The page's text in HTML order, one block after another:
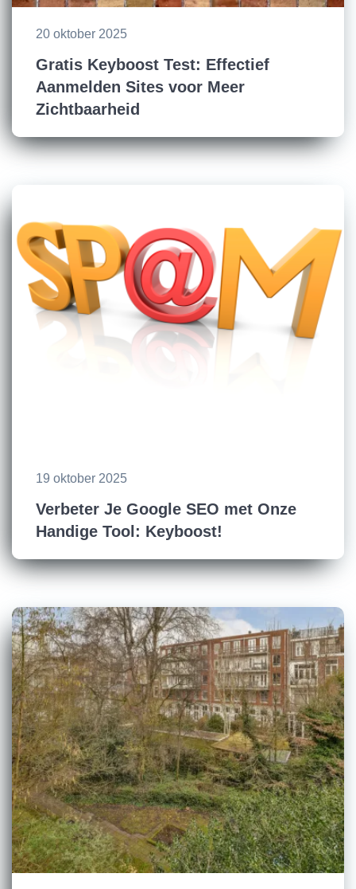
20 oktober 2025
Gratis Keyboost Test: Effectief
Aanmelden Sites voor Meer
Zichtbaarheid
19 oktober 2025
Verbeter Je Google SEO met Onze
Handige Tool: Keyboost!